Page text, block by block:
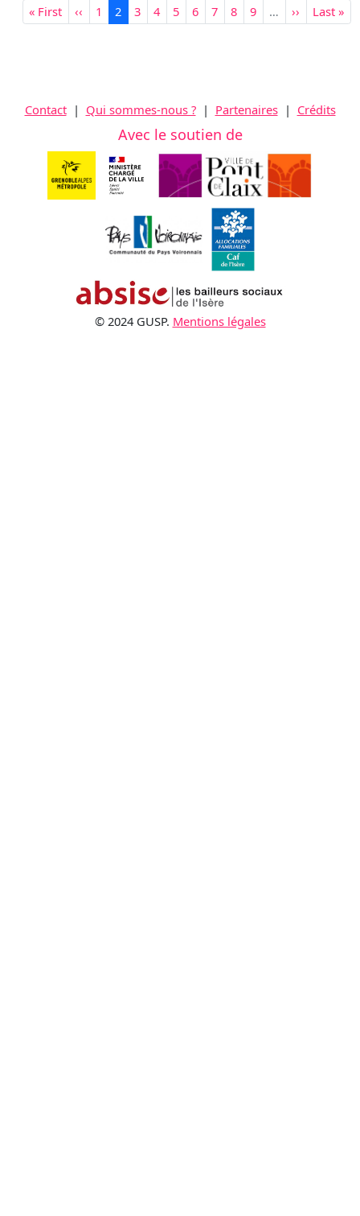
Pagination
Première page
« First Page précédente
‹‹ Page
1 Page courante
2 Page
3 Page
4 Page
5 Page
6 Page
7 Page
8 Page
9 … Page
›› Last »
Contact| Qui sommes-nous ?| Partenaires| Crédits
Avec le soutien de
© 2024 GUSP. Mentions légales